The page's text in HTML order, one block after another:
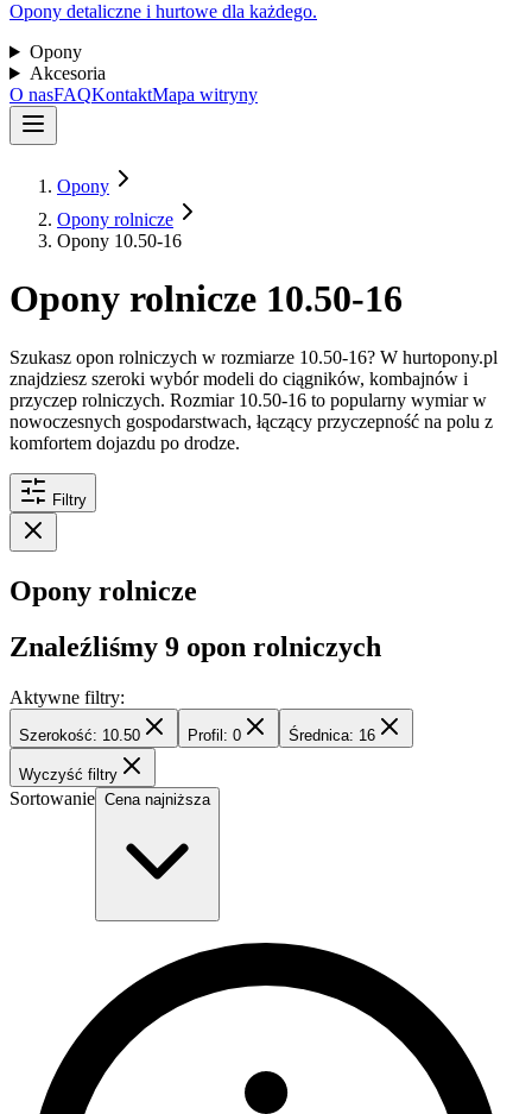
Opony detaliczne i hurtowe dla każdego.
Opony
Akcesoria
O nasFAQKontaktMapa witryny
Opony
Opony rolnicze
Opony 10.50-16
Opony rolnicze 10.50-16
Szukasz opon rolniczych w rozmiarze 10.50-16? W hurtopony.pl
znajdziesz szeroki wybór modeli do ciągników, kombajnów i
przyczep rolniczych. Rozmiar 10.50-16 to popularny wymiar w
nowoczesnych gospodarstwach, łączący przyczepność na polu z
komfortem dojazdu po drodze.
Filtry
Opony rolnicze
Znaleźliśmy 9 opon rolniczych
Aktywne filtry:
Szerokość: 10.50 Profil: 0 Średnica: 16
Wyczyść filtry
Sortowanie Cena najniższa